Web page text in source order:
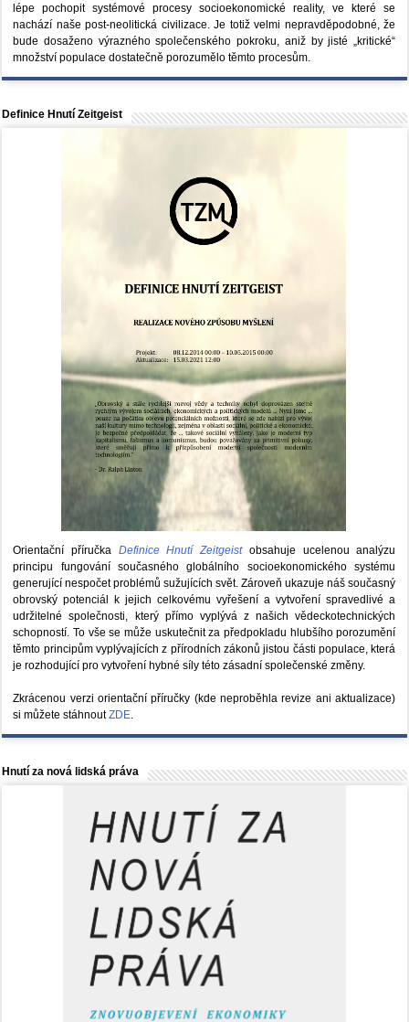
lépe pochopit systémové procesy socioekonomické reality, ve které se
nachází naše post-neolitická civilizace. Je totiž velmi nepravděpodobné, že
bude dosaženo výrazného společenského pokroku, aniž by jisté „kritické“
množství populace dostatečně porozumělo těmto procesům.
Definice Hnutí Zeitgeist
Orientační příručka Definice Hnutí Zeitgeistobsahuje ucelenou analýzu
principu fungování současného globálního socioekonomického systému
generující nespočet problémů sužujících svět. Zároveň ukazuje náš současný
obrovský potenciál k jejich celkovému vyřešení a vytvoření spravedlivé a
udržitelné společnosti, který přímo vyplývá z našich vědeckotechnických
schopností. To vše se může uskutečnit za předpokladu hlubšího porozumění
těmto principům vyplývajících z přírodních zákonů jistou části populace, která
je rozhodující pro vytvoření hybné síly této zásadní společenské změny.
Zkrácenou verzi orientační příručky (kde neproběhla revize ani aktualizace)
si můžete stáhnoutZDE.
Hnutí za nová lidská práva